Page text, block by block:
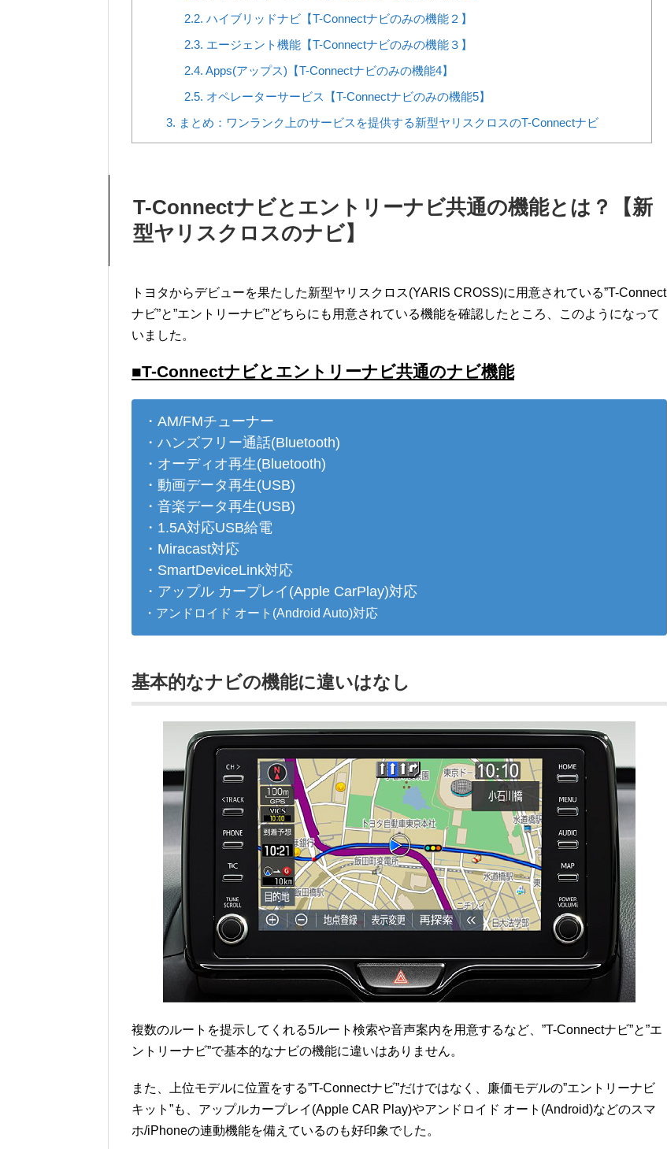
2.2. ハイブリッドナビ【T-Connectナビのみの機能２】
2.3. エージェント機能【T-Connectナビのみの機能３】
2.4. Apps(アップス)【T-Connectナビのみの機能4】
2.5. オペレーターサービス【T-Connectナビのみの機能5】
3. まとめ：ワンランク上のサービスを提供する新型ヤリスクロスのT-Connectナビ
T-Connectナビとエントリーナビ共通の機能とは？【新
型ヤリスクロスのナビ】
トヨタからデビューを果たした新型ヤリスクロス(YARIS CROSS)に用意されている”T-Connect
ナビ”と”エントリーナビ”どちらにも用意されている機能を確認したところ、このようになって
いました。
■T-Connectナビとエントリーナビ共通のナビ機能
・AM/FMチューナー
・ハンズフリー通話(Bluetooth)
・オーディオ再生(Bluetooth)
・動画データ再生(USB)
・音楽データ再生(USB)
・1.5A対応USB給電
・Miracast対応
・SmartDeviceLink対応
・アップル カープレイ(Apple CarPlay)対応
・アンドロイド オート(Android Auto)対応
基本的なナビの機能に違いはなし
複数のルートを提示してくれる5ルート検索や音声案内を用意するなど、”T-Connectナビ”と”エ
ントリーナビ”で基本的なナビの機能に違いはありません。
また、上位モデルに位置をする”T-Connectナビ”だけではなく、廉価モデルの”エントリーナビ
キット”も、アップルカープレイ(Apple CAR Play)やアンドロイド オート(Android)などのスマ
ホ/iPhoneの連動機能を備えているのも好印象でした。